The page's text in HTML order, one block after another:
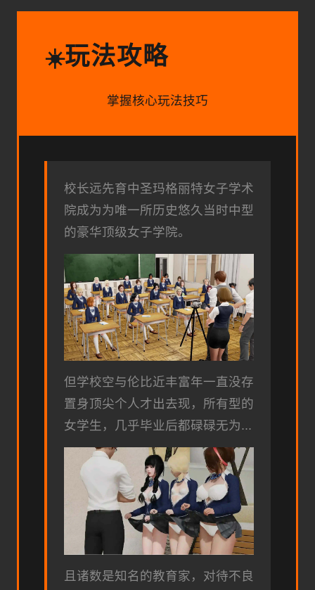
☀️玩法攻略
掌握核心玩法技巧
校长远先育中圣玛格丽特女子学术
院成为为唯一所历史悠久当时中型
的豪华顶级女子学院。
但学校空与伦比近丰富年一直没存
置身顶尖个人才出去现，所有型的
女学生，几乎毕业后都碌碌无为...
且诸数是知名的教育家，对待不良